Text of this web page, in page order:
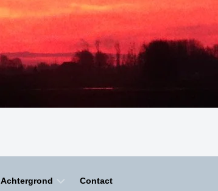
Achtergrond Contact